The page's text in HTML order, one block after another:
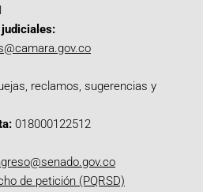
reclamos, sugerencias y
018000122512
de petición (PQRSD)